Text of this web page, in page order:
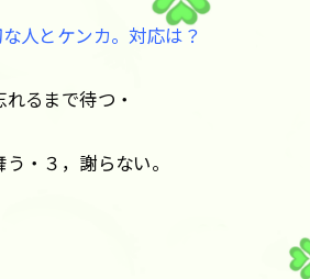
人とケンカ。対応は？
るまで待つ・
・３，謝らない。